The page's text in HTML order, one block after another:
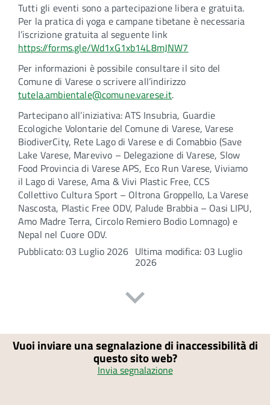
Tutti gli eventi sono a partecipazione libera e gratuita.
Per la pratica di yoga e campane tibetane è necessaria
l’iscrizione gratuita al seguente link
https://forms.gle/Wd1xG1xb14L8mJNW7
Per informazioni è possibile consultare il sito del
Comune di Varese o scrivere all’indirizzo
tutela.ambientale@comune.varese.it.
Partecipano all’iniziativa: ATS Insubria, Guardie
Ecologiche Volontarie del Comune di Varese, Varese
BiodiverCity, Rete Lago di Varese e di Comabbio (Save
Lake Varese, Marevivo – Delegazione di Varese, Slow
Food Provincia di Varese APS, Eco Run Varese, Viviamo
il Lago di Varese, Ama & Vivi Plastic Free, CCS
Collettivo Cultura Sport – Oltrona Groppello, La Varese
Nascosta, Plastic Free ODV, Palude Brabbia – Oasi LIPU,
Amo Madre Terra, Circolo Remiero Bodio Lomnago) e
Nepal nel Cuore ODV.
Pubblicato: 03 Luglio 2026 Ultima modifica: 03 Luglio
2026
Vuoi inviare una segnalazione di inaccessibilità di
questo sito web?
Invia segnalazione